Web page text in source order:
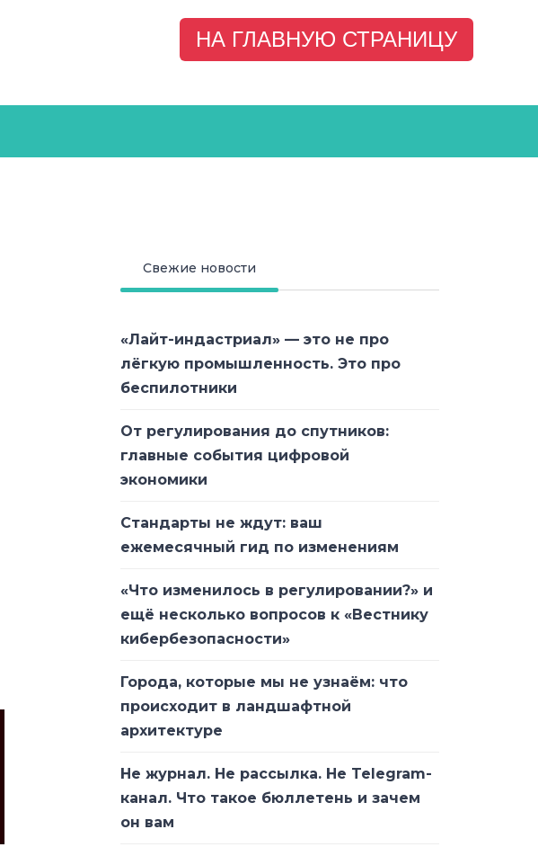
НА ГЛАВНУЮ СТРАНИЦУ
Свежие новости
«Лайт-индастриал» — это не про
лёгкую промышленность. Это про
беспилотники
От регулирования до спутников:
главные события цифровой
экономики
Стандарты не ждут: ваш
ежемесячный гид по изменениям
«Что изменилось в регулировании?» и
ещё несколько вопросов к «Вестнику
кибербезопасности»
Города, которые мы не узнаём: что
происходит в ландшафтной
архитектуре
Не журнал. Не рассылка. Не Telegram-
канал. Что такое бюллетень и зачем
он вам